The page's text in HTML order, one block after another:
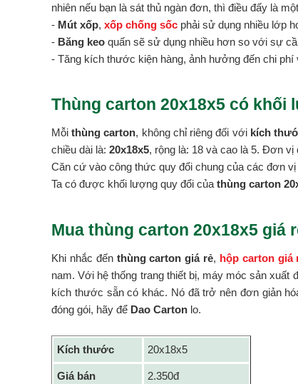
nhiên nếu bạn là sát thủ ngàn đơn, thì điều đấy là
- Mút xốp, xốp chống sốc phải sử dụng nhiều lớp
- Băng keo quấn sẽ sử dụng nhiều hơn so với sự
- Tăng kích thước kiện hàng, ảnh hưởng đến chi
Thùng carton 20x18x5 có khối
Mỗithùng carton, không chỉ riêng đối với kích
chiều dài là: 20x18x5, rộng là: 18 và cao là 5. Đơn vị
Căn cứ vào công thức quy đổi chung của các đơn
Ta có được khối lượng quy đổi của thùng carton
Mua thùng carton 20x18x5 giá
Khi nhắc đến thùng carton giá rẻ, hộp carton giá
nam. Với hệ thống trang thiết bị, máy móc sản
kích thước sẵn có khác. Nó đã trở nên đơn giản
đóng gói, hãy để Dao Carton lo.
Kích thước 20x18x5
Giá bán 2.350đ